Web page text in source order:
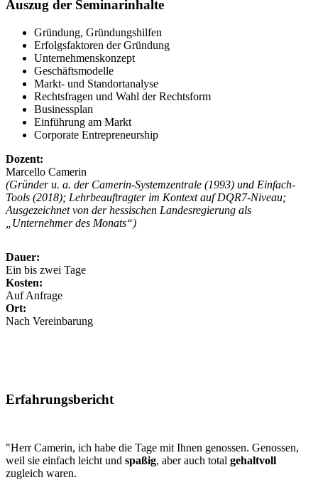
Auszug der Seminarinhalte
Gründung, Gründungshilfen
Erfolgsfaktoren der Gründung
Unternehmenskonzept
Geschäftsmodelle
Markt- und Standortanalyse
Rechtsfragen und Wahl der Rechtsform
Businessplan
Einführung am Markt
Corporate Entrepreneurship
Dozent:
Marcello Camerin
(Gründer u. a. der Camerin-Systemzentrale (1993) und Einfach-
Tools (2018); Lehrbeauftragter im Kontext auf DQR7-Niveau;
Ausgezeichnet von der hessischen Landesregierung als
„Unternehmer des Monats“)
Dauer:
Ein bis zwei Tage
Kosten:
Auf Anfrage
Ort:
Nach Vereinbarung
Erfahrungsbericht
"Herr Camerin, ich habe die Tage mit Ihnen genossen. Genossen,
weil sie einfach leicht und spaßig, aber auch total gehaltvoll
zugleich waren.